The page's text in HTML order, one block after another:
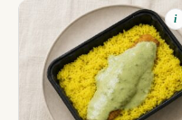
i